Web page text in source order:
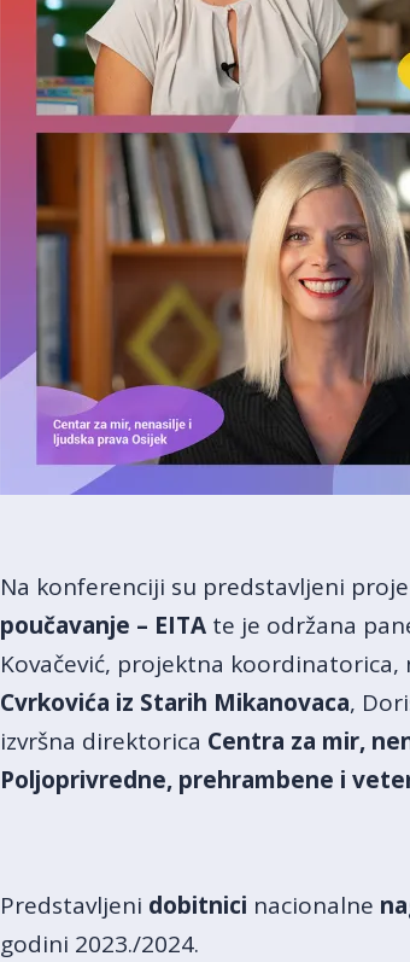
Na konferenciji su predstavljeni
poučavanje – EITA te je održana
Kovačević, projektna koordinatorica,
Cvrkovića iz Starih Mikanovaca,
izvršna direktorica Centra za mir,
Poljoprivredne, prehrambene i
Predstavljeni dobitnici nacionalne
godini 2023./2024.